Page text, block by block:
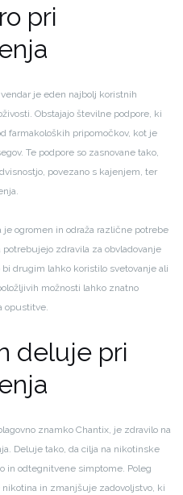
pri
je eden najbolj koristnih
Obstajajo številne podpore, ki
farmakoloških pripomočkov, kot je
Te podpore so zasnovane tako,
povezano s kajenjem, ter
ogromen in odraža različne potrebe
zdravila za obvladovanje
drugim lahko koristilo svetovanje ali
možnosti lahko znatno
opustitve.
deluje pri
znamko Chantix, je zdravilo na
Deluje tako, da cilja na nikotinske
in odtegnitvene simptome. Poleg
in zmanjšuje zadovoljstvo, ki